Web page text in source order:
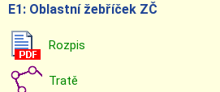
E1: Oblastní žebříček ZČ
Rozpis
Tratě